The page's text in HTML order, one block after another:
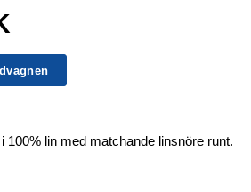
100% lin med matchande linsnöre runt.